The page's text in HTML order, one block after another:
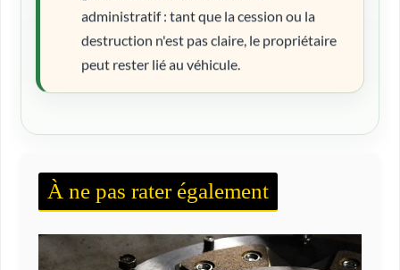
administratif : tant que la cession ou la
destruction n'est pas claire, le propriétaire
peut rester lié au véhicule.
À ne pas rater également